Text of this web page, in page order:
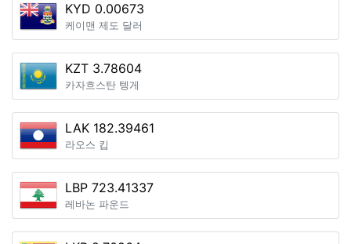
KYD 0.00673
케이맨 제도 달러
KZT 3.78604
카자흐스탄 텡게
LAK 182.39461
라오스 킵
LBP 723.41337
레바논 파운드